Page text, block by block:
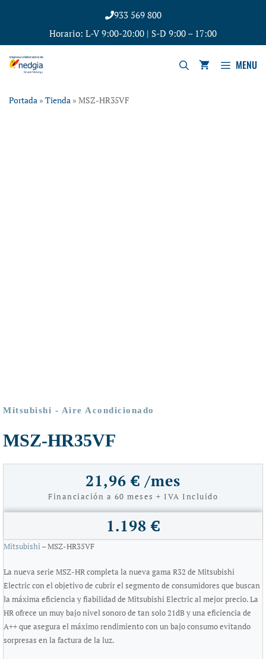
933 569 800
Horario: L-V 9:00-20:00 | S-D 9:00 – 17:00
MENU
Portada » Tienda » MSZ-HR35VF
Mitsubishi - Aire Acondicionado
MSZ-HR35VF
21,96 € /mes
Financiación a 60 meses + IVA Incluido
1.198 €
Mitsubishi– MSZ-HR35VF
La nueva serie MSZ-­HR completa la nueva gama R32 de Mitsubishi
Electric con el objetivo de cubrir el segmento de consumidores que buscan
la máxima eficiencia y fiabilidad de Mitsubishi Electric al mejor precio. La
HR ofrece un muy bajo nivel sonoro de tan solo 21dB y una eficiencia de
A++ que asegura el máximo rendimiento con un bajo consumo evitando
sorpresas en la factura de la luz.